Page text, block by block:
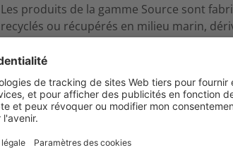
Les produits de la gamme Source sont
recyclés ou récupérés en milieu marin,
utilisant des matériaux à faibles
solutions conçues pour réduire les
recyclage.
ReSource met en avant les produits
recyclés ou de matières vierges à
ByDesign se concentre sur des solutions
de vie des produits et faciliter leur